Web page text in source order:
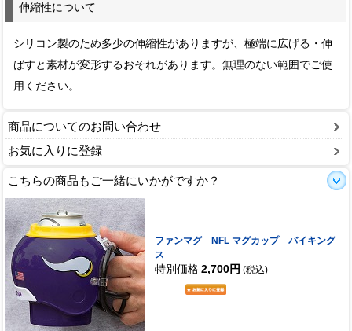
伸縮性について
シリコン製のため多少の伸縮性がありますが、極端に広げる・伸
ばすと素材が変形するおそれがあります。無理のない範囲でご使
用ください。
商品についてのお問い合わせ
お気に入りに登録
こちらの商品もご一緒にいかがですか？
ファンマグ NFL マグカップ バイキング
ス
特別価格 2,700円 (税込)